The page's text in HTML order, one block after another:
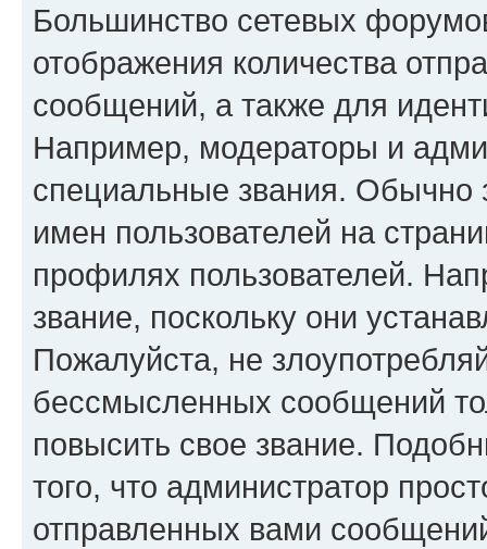
Большинство сетевых
отображения количества
сообщений, а также для
Например, модераторы и
специальные звания. Обычно
имен пользователей на
профилях пользователей.
звание, поскольку они
Пожалуйста, не
бессмысленных сообщений
повысить свое звание.
того, что администратор
отправленных вами